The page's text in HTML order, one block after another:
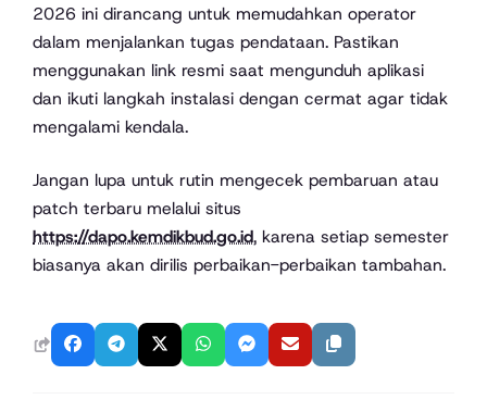
2026 ini dirancang untuk memudahkan operator
dalam menjalankan tugas pendataan. Pastikan
menggunakan link resmi saat mengunduh aplikasi
dan ikuti langkah instalasi dengan cermat agar tidak
mengalami kendala.
Jangan lupa untuk rutin mengecek pembaruan atau
patch terbaru melalui situs
https://dapo.kemdikbud.go.id, karena setiap semester
biasanya akan dirilis perbaikan-perbaikan tambahan.